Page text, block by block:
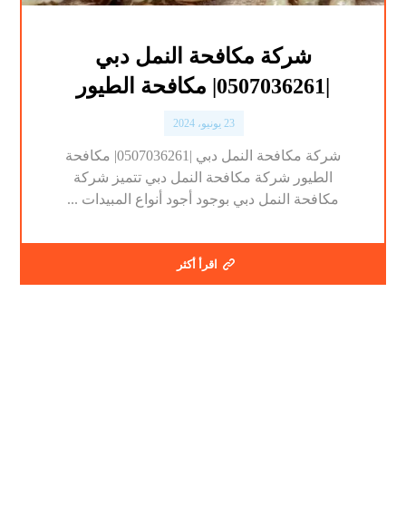
شركة مكافحة النمل دبي
|0507036261| مكافحة الطيور
23 يونيو، 2024
شركة مكافحة النمل دبي |0507036261| مكافحة
الطيور شركة مكافحة النمل دبي تتميز شركة
مكافحة النمل دبي بوجود أجود أنواع المبيدات ...
اقرأ أكثر